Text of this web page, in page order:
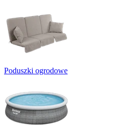
Poduszki ogrodowe